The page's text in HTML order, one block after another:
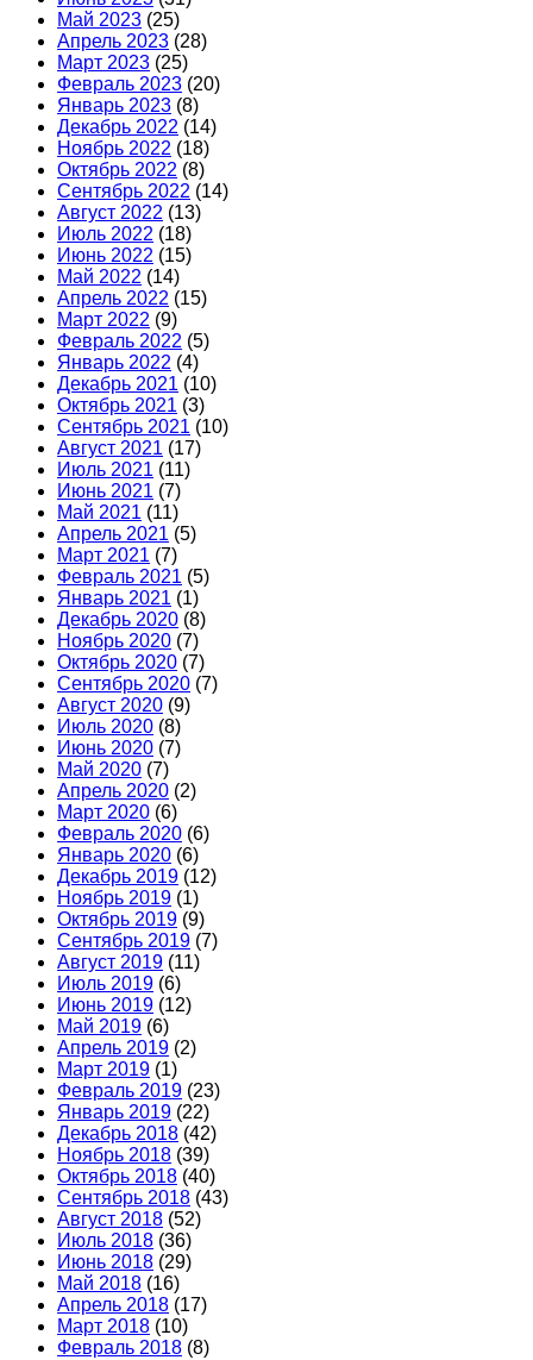
Май 2023 (25)
Апрель 2023 (28)
Март 2023 (25)
Февраль 2023 (20)
Январь 2023 (8)
Декабрь 2022 (14)
Ноябрь 2022 (18)
Октябрь 2022 (8)
Сентябрь 2022 (14)
Август 2022 (13)
Июль 2022 (18)
Июнь 2022 (15)
Май 2022 (14)
Апрель 2022 (15)
Март 2022 (9)
Февраль 2022 (5)
Январь 2022 (4)
Декабрь 2021 (10)
Октябрь 2021 (3)
Сентябрь 2021 (10)
Август 2021 (17)
Июль 2021 (11)
Июнь 2021 (7)
Май 2021 (11)
Апрель 2021 (5)
Март 2021 (7)
Февраль 2021 (5)
Январь 2021 (1)
Декабрь 2020 (8)
Ноябрь 2020 (7)
Октябрь 2020 (7)
Сентябрь 2020 (7)
Август 2020 (9)
Июль 2020 (8)
Июнь 2020 (7)
Май 2020 (7)
Апрель 2020 (2)
Март 2020 (6)
Февраль 2020 (6)
Январь 2020 (6)
Декабрь 2019 (12)
Ноябрь 2019 (1)
Октябрь 2019 (9)
Сентябрь 2019 (7)
Август 2019 (11)
Июль 2019 (6)
Июнь 2019 (12)
Май 2019 (6)
Апрель 2019 (2)
Март 2019 (1)
Февраль 2019 (23)
Январь 2019 (22)
Декабрь 2018 (42)
Ноябрь 2018 (39)
Октябрь 2018 (40)
Сентябрь 2018 (43)
Август 2018 (52)
Июль 2018 (36)
Июнь 2018 (29)
Май 2018 (16)
Апрель 2018 (17)
Март 2018 (10)
Февраль 2018 (8)